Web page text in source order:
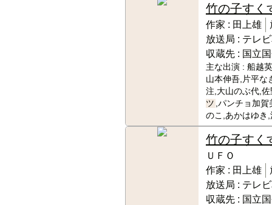
竹の子すく
作家 : 田上雄
放送局 : テレ
収蔵先 : 国立
主な出演 : 船越
山本伸吾,片平な
注,大山のぶ代,
ツ ,パンチョ加
のこ,あかはゆき
竹の子すく
ＵＦＯ
作家 : 田上雄
放送局 : テレ
収蔵先 : 国立